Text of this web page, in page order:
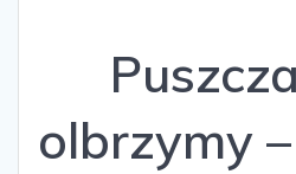
olbrzymy